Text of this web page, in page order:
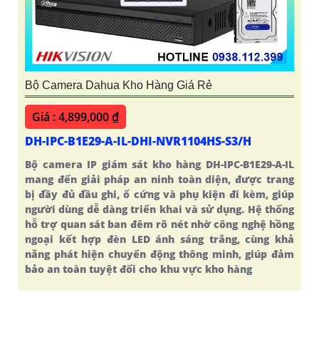
Bộ Camera Dahua Kho Hàng Giá Rẻ
Giá : 4,899,000 ₫
DH-IPC-B1E29-A-IL-DHI-NVR1104HS-S3/H
Bộ camera IP giám sát kho hàng DH-IPC-B1E29-A-IL
mang đến giải pháp an ninh toàn diện, được trang
bị đầy đủ đầu ghi, ổ cứng và phụ kiện đi kèm, giúp
người dùng dễ dàng triển khai và sử dụng. Hệ thống
hỗ trợ quan sát ban đêm rõ nét nhờ công nghệ hồng
ngoại kết hợp đèn LED ánh sáng trắng, cùng khả
năng phát hiện chuyển động thông minh, giúp đảm
bảo an toàn tuyệt đối cho khu vực kho hàng